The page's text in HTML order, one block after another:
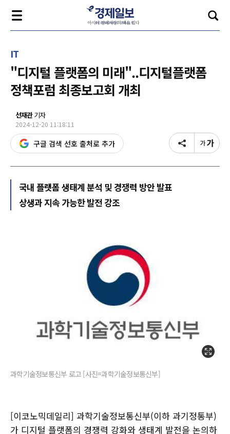
IT
"디지털 플랫폼의 미래"..디지털플랫폼
정책포럼 최종보고회 개최
선재관기자
2024-12-20 11:18:11
구글 검색 선호 출처로 추가
국내 플랫폼 생태계 분석 및 경쟁력 방안 발표
상생과 지속 가능한 발전 강조
과학기술정보통신부 로고 [사진=과학기술정보통신부]
[이코노믹데일리] 과학기술정보통신부(이하 과기정통부)
가 디지털 플랫폼의 경쟁력 강화와 생태계 발전을 논의하